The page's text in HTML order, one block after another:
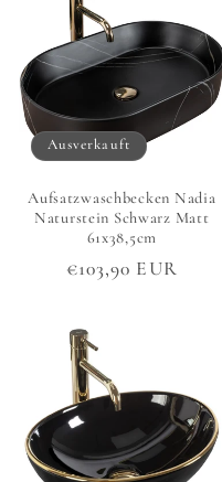
Ausverkauft
Aufsatzwaschbecken Nadia
Naturstein Schwarz Matt
61x38,5cm
Normaler
€103,90 EUR